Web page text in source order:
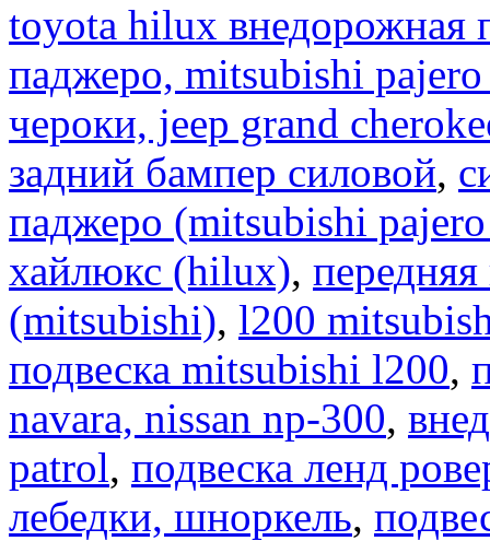
toyota hilux внедорожная
паджеро, mitsubishi
чероки, jeep grand
задний бампер силовой,
паджеро (mitsubishi
хайлюкс (hilux),
(mitsubishi), l200
подвеска mitsubishi l200,
navara, nissan np-300,
patrol, подвеска ленд
лебедки, шноркель,